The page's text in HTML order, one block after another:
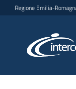
Vai al contenuto
Vai alla navigazione
Vai al footer
Regione Emilia-